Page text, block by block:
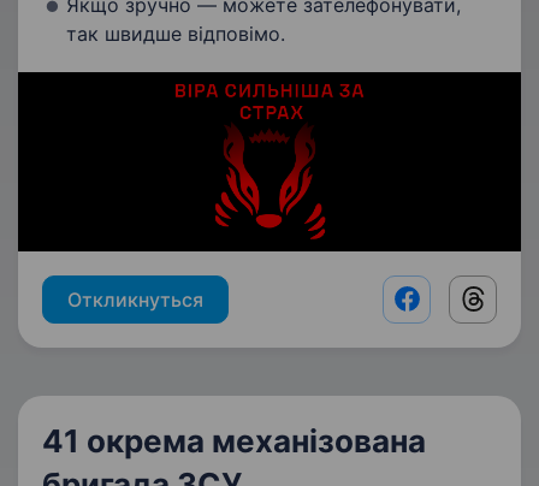
Якщо зручно — можете зателефонувати,
так швидше відповімо.
Откликнуться Facebook
41 окрема механізована